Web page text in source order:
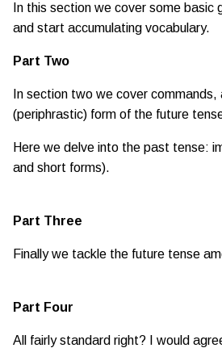
In this section we cover some
and start accumulating vocabulary.
Part Two
In section two we cover
(periphrastic) form of the future
Here we delve into the past tense:
and short forms).
Part Three
Finally we tackle the future tense
Part Four
All fairly standard right? I would